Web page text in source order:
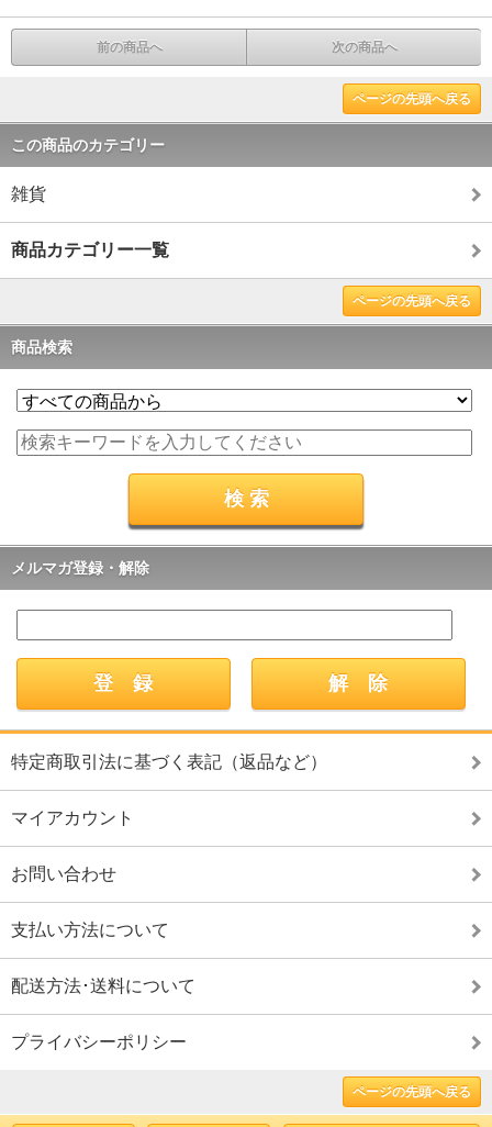
前の商品へ 次の商品へ
ページの先頭へ戻る
この商品のカテゴリー
雑貨
商品カテゴリー一覧
ページの先頭へ戻る
商品検索
メルマガ登録・解除
特定商取引法に基づく表記（返品など）
マイアカウント
お問い合わせ
支払い方法について
配送方法･送料について
プライバシーポリシー
ページの先頭へ戻る